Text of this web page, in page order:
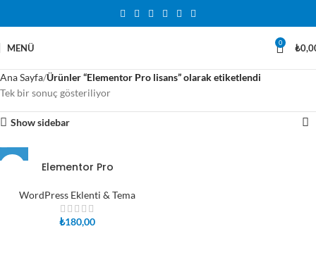
MENÜ 0 ₺
Ana Sayfa Ürünler “Elementor Pro lisans” olarak etiketlendi
Tek bir sonuç gösteriliyor
Show sidebar
Elementor Pro
WordPress Eklenti & Tema
₺180,00